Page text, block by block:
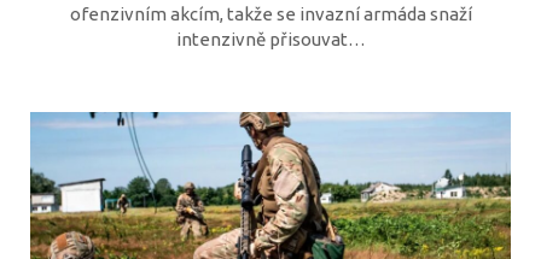
ofenzivním akcím, takže se invazní armáda snaží
intenzivně přisouvat…